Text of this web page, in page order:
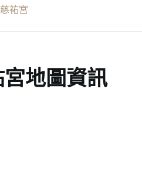
祐宮
地圖資訊